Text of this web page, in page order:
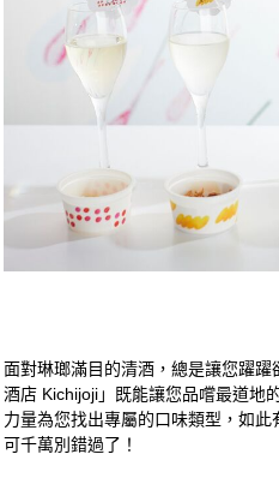
面對琳瑯滿目的清酒，總是讓您躍
酒店 Kichijoji」既能讓您品嚐最道地
力量為您找出專屬的口味類型，如
可千萬別錯過了！